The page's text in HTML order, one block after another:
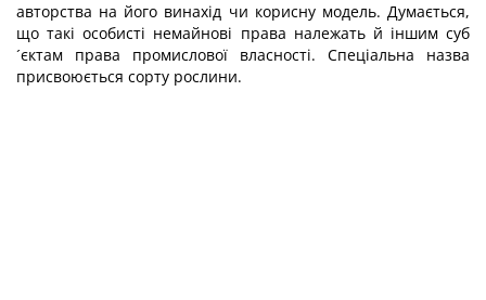
авторства на його винахід чи корисну модель. Думається,
що такі особисті немайнові права належать й іншим суб
´єктам права промислової власності. Спеціальна назва
присвоюється сорту рослини.